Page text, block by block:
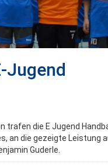
Jugend
trafen die E Jugend
an die gezeigte Leistung
Guderle.